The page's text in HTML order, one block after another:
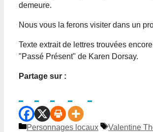
demeure.
Nous vous la ferons visiter dans un
Texte extrait de lettres trouvées
"Passé Présent" de Karen Dorsay.
Partage sur :
Catégories
Personnages locaux Étiquettes
Valentine